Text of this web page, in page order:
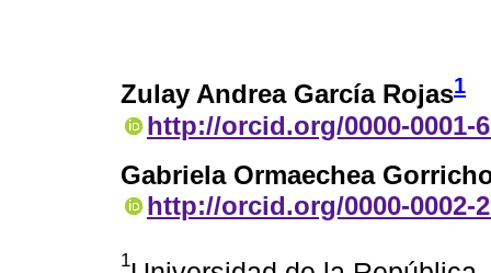
Zulay Andrea García Rojas1
http://orcid.org/0000-0001-
Gabriela Ormaechea
http://orcid.org/0000-0002-
1